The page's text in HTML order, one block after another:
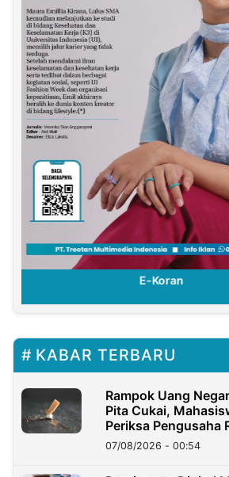
E-Koran
KABAR TERBARU
Rampok Uang
Pita Cukai,
Periksa Pengusaha
07/08/2026 - 00:54